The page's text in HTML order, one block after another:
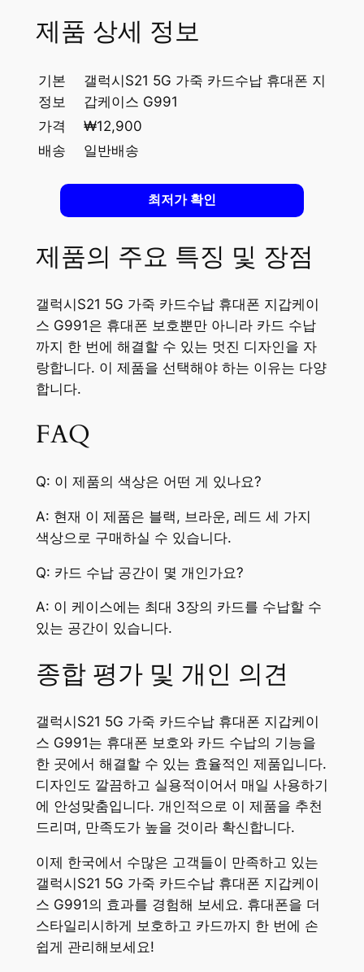
제품 상세 정보
기본
정보
갤럭시S21 5G 가죽 카드수납 휴대폰 지
갑케이스 G991
가격
₩12,900
배송
일반배송
최저가 확인
제품의 주요 특징 및 장점
갤럭시S21 5G 가죽 카드수납 휴대폰 지갑케이
스 G991은 휴대폰 보호뿐만 아니라 카드 수납
까지 한 번에 해결할 수 있는 멋진 디자인을 자
랑합니다. 이 제품을 선택해야 하는 이유는 다양
합니다.
FAQ
Q: 이 제품의 색상은 어떤 게 있나요?
A: 현재 이 제품은 블랙, 브라운, 레드 세 가지
색상으로 구매하실 수 있습니다.
Q: 카드 수납 공간이 몇 개인가요?
A: 이 케이스에는 최대 3장의 카드를 수납할 수
있는 공간이 있습니다.
종합 평가 및 개인 의견
갤럭시S21 5G 가죽 카드수납 휴대폰 지갑케이
스 G991는 휴대폰 보호와 카드 수납의 기능을
한 곳에서 해결할 수 있는 효율적인 제품입니다.
디자인도 깔끔하고 실용적이어서 매일 사용하기
에 안성맞춤입니다. 개인적으로 이 제품을 추천
드리며, 만족도가 높을 것이라 확신합니다.
이제 한국에서 수많은 고객들이 만족하고 있는
갤럭시S21 5G 가죽 카드수납 휴대폰 지갑케이
스 G991의 효과를 경험해 보세요. 휴대폰을 더
스타일리시하게 보호하고 카드까지 한 번에 손
쉽게 관리해보세요!